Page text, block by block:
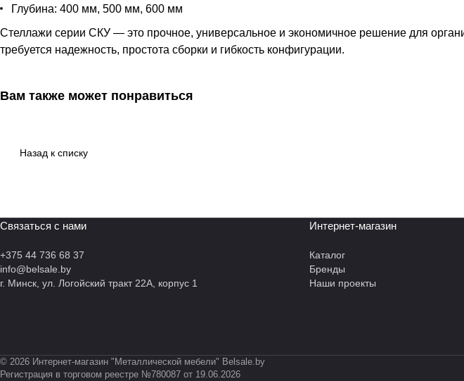
Глубина: 400 мм, 500 мм, 600 мм
Стеллажи серии СКУ — это прочное, универсальное и экономичное решение для
требуется надежность, простота сборки и гибкость конфигурации.
Вам также может понравиться
Назад к списку
Связаться с нами
+375 44 736 68 37
info@belsale.by
г. Минск, ул. Логойский тракт 22А, корпус 1
Интернет-магазин
Каталог
Бренды
Наши проекты
© 2026 Интернет-магазин "Металлической мебели" Belsale.by
Регистрация в торговом реестре №780087 от 19.06.2026